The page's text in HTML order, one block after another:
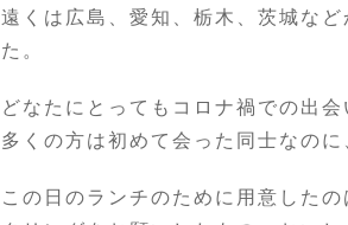
遠くは広島、愛知、栃木、茨城な
た。
どなたにとってもコロナ禍での出
多くの方は初めて会った同士なの
この日のランチのために用意した